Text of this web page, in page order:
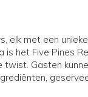
met een
is het Five Pines
Gasten